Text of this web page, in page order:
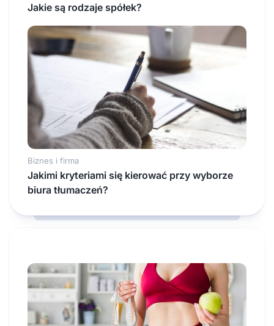
Jakie są rodzaje spółek?
Biznes i firma
Jakimi kryteriami się kierować przy wyborze
biura tłumaczeń?